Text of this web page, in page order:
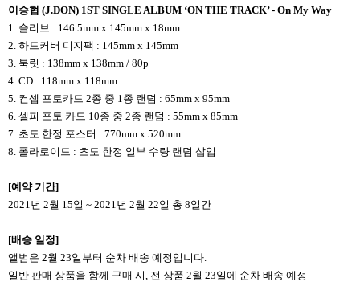
이승협 (J.DON) 1ST SINGLE ALBUM ‘ON THE TRACK’ - On My Way
1. 슬리브 : 146.5mm x 145mm x 18mm
2. 하드커버 디지팩 : 145mm x 145mm
3. 북릿 : 138mm x 138mm / 80p
4. CD : 118mm x 118mm
5. 컨셉 포토카드 2종 중 1종 랜덤 : 65mm x 95mm
6. 셀피 포토 카드 10종 중 2종 랜덤 : 55mm x 85mm
7. 초도 한정 포스터 : 770mm x 520mm
8. 폴라로이드 : 초도 한정 일부 수량 랜덤 삽입
[예약 기간]
2021년 2월 15일 ~ 2021년 2월 22일 총 8일간
[배송 일정]
앨범은 2월 23일부터 순차 배송 예정입니다.
일반 판매 상품을 함께 구매 시, 전 상품 2월 23일에 순차 배송 예정